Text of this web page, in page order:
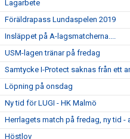
Lagarbete
Föräldrapass Lundaspelen 2019
Insläppet på A-lagsmatcherna....
USM-lagen tränar på fredag
Samtycke I-Protect saknas från ett
Löpning på onsdag
Ny tid för LUGI - HK Malmö
Herrlagets match på fredag, ny tid -
Höstlov